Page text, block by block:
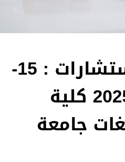
إعلان عن إستشارات : 15-
16-17-18 / 2025‎ كلية
جامعة